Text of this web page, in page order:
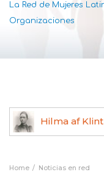
La Red de Mujeres
Organizaciones
Hilma af Klint
Home Noticias en red